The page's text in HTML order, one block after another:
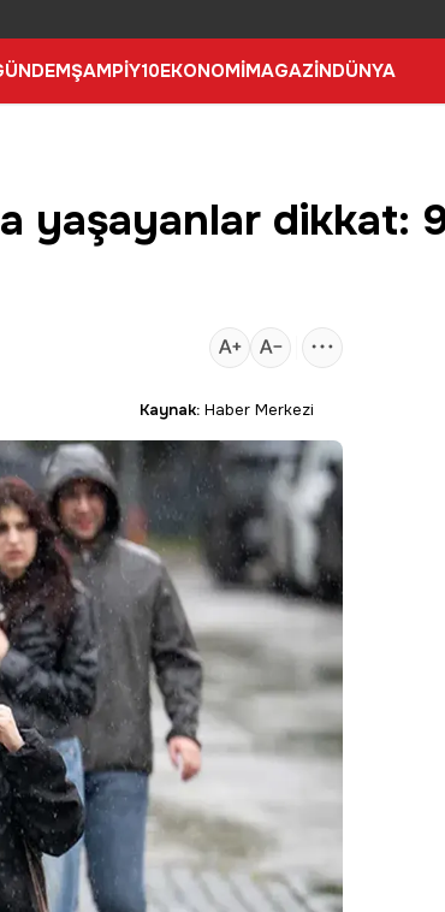
ŞAMPİY10EKONOMİMAGAZİNDÜNYA
yaşayanlar dikkat:
Kaynak: Haber Merkezi